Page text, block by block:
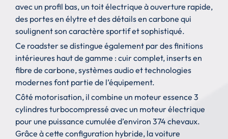
avec un profil bas, un toit électrique à ouverture rapide,
des portes en élytre et des détails en carbone qui
soulignent son caractère sportif et sophistiqué.
Ce roadster se distingue également par des finitions
intérieures haut de gamme : cuir complet, inserts en
fibre de carbone, systèmes audio et technologies
modernes font partie de l’équipement.
Côté motorisation, il combine un moteur essence 3
cylindres turbocompressé avec un moteur électrique
pour une puissance cumulée d’environ 374 chevaux.
Grâce à cette configuration hybride, la voiture